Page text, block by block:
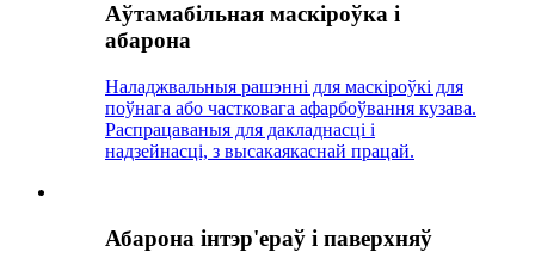
Аўтамабільная маскіроўка і
абарона
Наладжвальныя рашэнні для маскіроўкі для
поўнага або частковага афарбоўвання кузава.
Распрацаваныя для дакладнасці і
надзейнасці, з высакаякаснай працай.
Абарона інтэр'ераў і паверхняў